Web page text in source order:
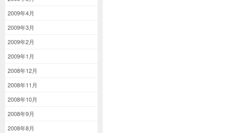
2009年4月
2009年3月
2009年2月
2009年1月
2008年12月
2008年11月
2008年10月
2008年9月
2008年8月